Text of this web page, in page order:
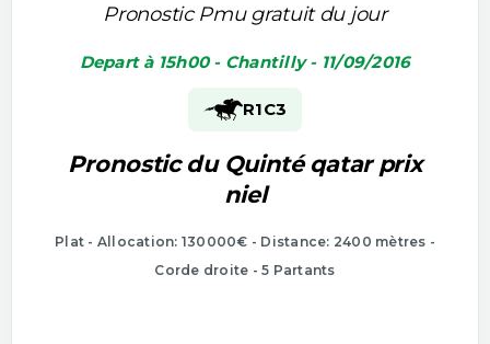
Pronostic Pmu gratuit du jour
Depart à 15h00 - Chantilly - 11/09/2016
R1C3
Pronostic du Quinté qatar prix
niel
Plat - Allocation: 130000€ - Distance: 2400 mètres -
Corde droite - 5 Partants